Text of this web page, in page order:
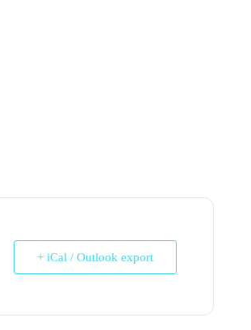
+ iCal / Outlook export